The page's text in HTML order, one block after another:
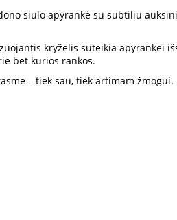
siūlo apyrankė su subtiliu
kryželis suteikia apyrankei
bet kurios rankos.
– tiek sau, tiek artimam žmogui.